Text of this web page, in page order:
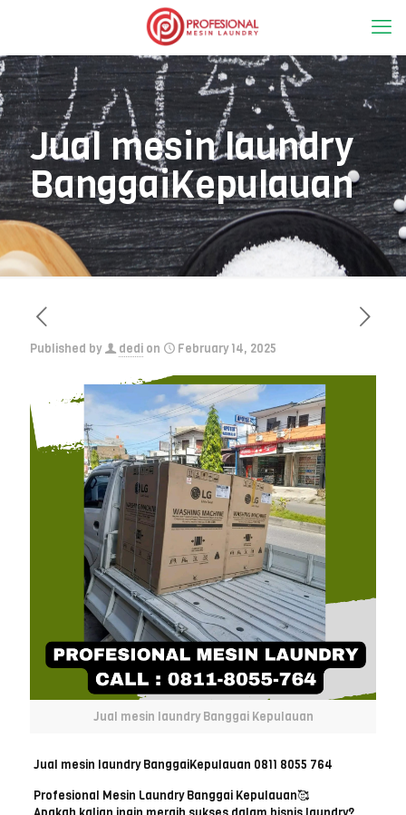
Jual mesin laundry
BanggaiKepulauan
Published by dedi on February 14, 2025
Jual mesin laundry Banggai Kepulauan
Jual mesin laundry BanggaiKepulauan 0811 8055 764
Profesional Mesin Laundry Banggai Kepulauan🥰